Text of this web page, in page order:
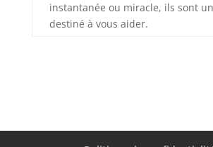
instantanée ou miracle, ils sont
destiné à vous aider.